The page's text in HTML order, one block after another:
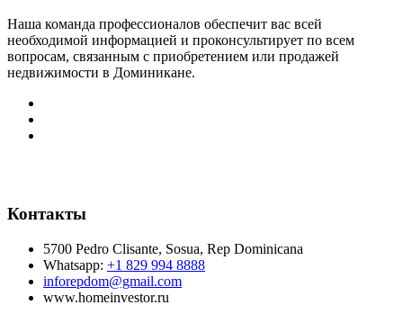
Наша команда профессионалов обеспечит вас всей
необходимой информацией и проконсультирует по всем
вопросам, связанным с приобретением или продажей
недвижимости в Доминикане.
Контакты
5700 Pedro Clisante, Sosua, Rep Dominicana
Whatsapp: +1 829 994 8888
inforepdom@gmail.com
www.homeinvestor.ru